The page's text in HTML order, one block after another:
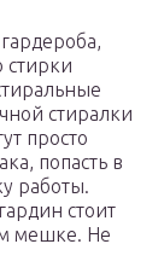
стирки
стиралки
просто
попасть в
работы.
стоит
мешке. Не